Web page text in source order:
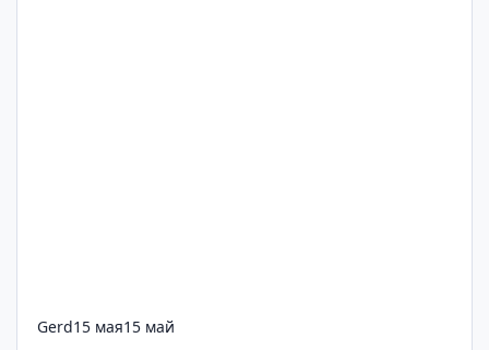
Gerd15 мая15 май